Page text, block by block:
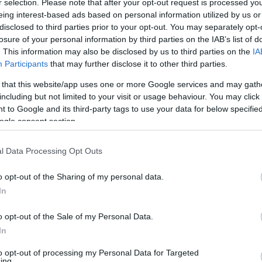
selection. Please note that after your opt-out request is processed
interest-based ads based on personal information utilized by us
to third parties prior to your opt-out. You may separately
of your personal information by third parties on the IAB’s list of
This information may also be disclosed by us to third parties on the
Participants that may further disclose it to other third parties.
that this website/app uses one or more Google services and may
but not limited to your visit or usage behaviour. You may
to Google and its third-party tags to use your data for below
consent section.
Data Processing Opt Outs
opt-out of the Sharing of my personal data.
opt-out of the Sale of my Personal Data.
opt-out of processing my Personal Data for Targeted
része. A banda tagjai nyakukba kötötték hát a
és egyúttal a zenekar rendszerbeli helyén. A
magára aggatta, mondván, ha nem lehet a nemzet
nyilvánvalóan nem nézte jó szemmel az együttes
ijedtek meg? Pedig csak az utcasarkon álltunk és azt
azonban valóban a tiltottat és a tűrtet elválasztó
a kiskirályokat le lehet váltani, mert hát azok nem
az 1980-as Fekete Bárányok-koncert a
azokat a zenekarokat hívták meg, akik nem tudtak
a Beatricét, a Hobo Blues Bandet és a P. Mobilt
az első albumát). Előzenekarként pedig a Bizottság
kell emelni, hogy a koncert a KISZ segítségével jött
Így a rendszer engedélyével tüntethettek a rendszer
megdöbbentően óriási tömeg gyűlt össze az
ember.